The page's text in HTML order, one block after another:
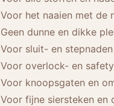
Voor het naaien met de
Geen dunne en dikke
Voor sluit- en stepnaden
Voor overlock- en
Voor knoopsgaten en
Voor fijne siersteken en